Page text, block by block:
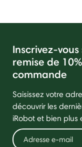
Inscrivez-
remise de
commande
Saisissez votre
découvrir les
iRobot et bien plus